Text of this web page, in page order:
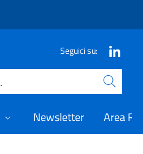
Seguici su:
Newsletter Area